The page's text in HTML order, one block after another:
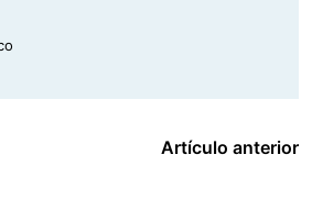
Artículo anterior